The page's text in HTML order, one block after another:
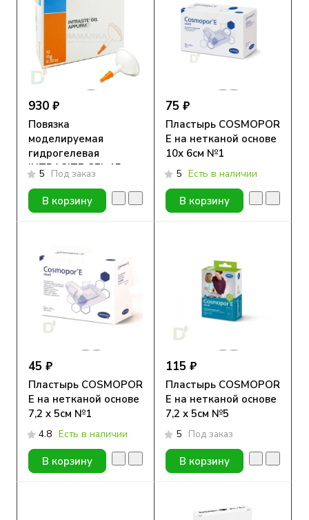
930 ₽
Повязка
моделируемая
гидрогелевая
INTRASITE GEL 15g
5 Под заказ
В корзину
75 ₽
Пластырь COSMOPOR
E на нетканой основе
10х 6см №1
5 Есть в наличии
В корзину
45 ₽
Пластырь COSMOPOR
E на нетканой основе
7,2 х 5см №1
4.8 Есть в наличии
В корзину
115 ₽
Пластырь COSMOPOR
E на нетканой основе
7,2 х 5см №5
5 Под заказ
В корзину